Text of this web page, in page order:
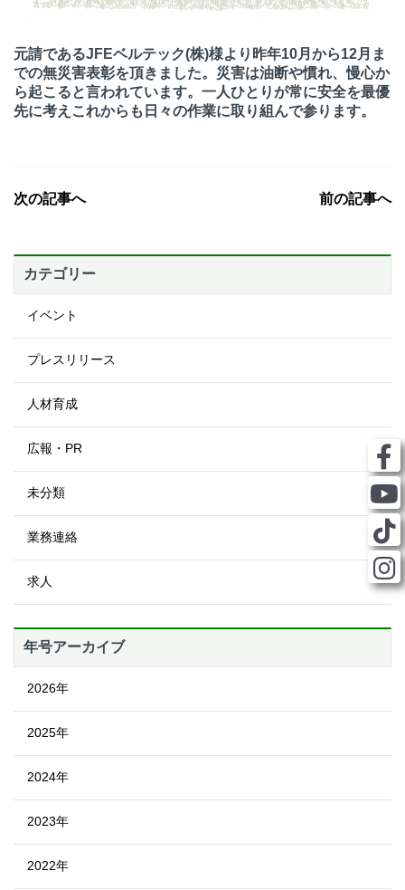
元請であるJFEベルテック(株)様より昨年10月から12月ま
での無災害表彰を頂きました。災害は油断や慣れ、慢心か
ら起こると言われています。一人ひとりが常に安全を最優
先に考えこれからも日々の作業に取り組んで参ります。
次の記事へ 前の記事へ
カテゴリー
イベント
プレスリリース
人材育成
広報・PR
未分類
業務連絡
求人
年号アーカイブ
2026年
2025年
2024年
2023年
2022年